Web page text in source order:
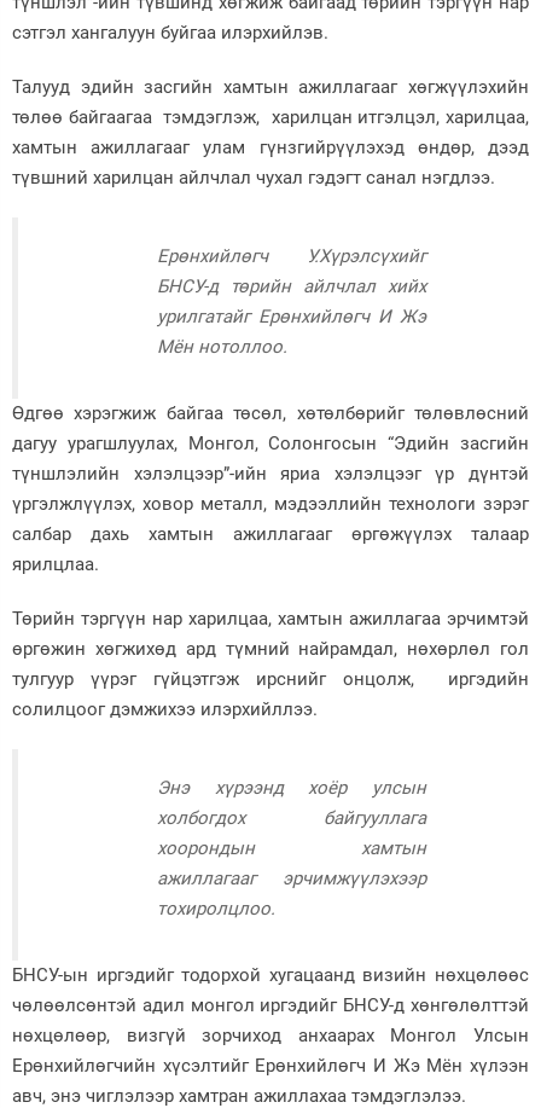
сэтгэл хангалуун буйгаа илэрхийлэв.
Талууд эдийн засгийн хамтын ажиллагааг хөгжүүлэхийн
төлөө байгаагаа тэмдэглэж, харилцан итгэлцэл, харилцаа,
хамтын ажиллагааг улам гүнзгийрүүлэхэд өндөр, дээд
түвшний харилцан айлчлал чухал гэдэгт санал нэгдлээ.
Ерөнхийлөгч У.Хүрэлсүхийг
БНСУ-д төрийн айлчлал хийх
урилгатайг Ерөнхийлөгч И Жэ
Мён нотоллоо.
Өдгөө хэрэгжиж байгаа төсөл, хөтөлбөрийг төлөвлөсний
дагуу урагшлуулах, Монгол, Солонгосын “Эдийн засгийн
түншлэлийн хэлэлцээр”-ийн яриа хэлэлцээг үр дүнтэй
үргэлжлүүлэх, ховор металл, мэдээллийн технологи зэрэг
салбар дахь хамтын ажиллагааг өргөжүүлэх талаар
ярилцлаа.
Төрийн тэргүүн нар харилцаа, хамтын ажиллагаа эрчимтэй
өргөжин хөгжихөд ард түмний найрамдал, нөхөрлөл гол
тулгуур үүрэг гүйцэтгэж ирснийг онцолж, иргэдийн
солилцоог дэмжихээ илэрхийллээ.
Энэ хүрээнд хоёр улсын
холбогдох байгууллага
хоорондын хамтын
ажиллагааг эрчимжүүлэхээр
тохиролцлоо.
БНСУ-ын иргэдийг тодорхой хугацаанд визийн нөхцөлөөс
чөлөөлсөнтэй адил монгол иргэдийг БНСУ-д хөнгөлөлттэй
нөхцөлөөр, визгүй зорчиход анхаарах Монгол Улсын
Ерөнхийлөгчийн хүсэлтийг Ерөнхийлөгч И Жэ Мён хүлээн
авч, энэ чиглэлээр хамтран ажиллахаа тэмдэглэлээ.